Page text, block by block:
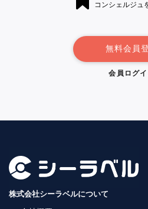
コンシェルジュ
無料会員
会員ログ
株式会社シーラベルについて